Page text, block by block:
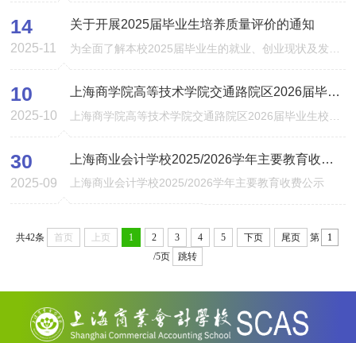
14
2025-11
关于开展2025届毕业生培养质量评价的通知
10
2025-10
上海商学院高等技术学院交通路院区2026届毕业生校园招聘活动信息发布
30
2025-09
上海商业会计学校2025/2026学年主要教育收费公示
上海商业会计学校2025/2026学年主要教育收费公示
共42条 首页 上页 1 2 3 4 5 下页 尾页
第
/5页
跳转